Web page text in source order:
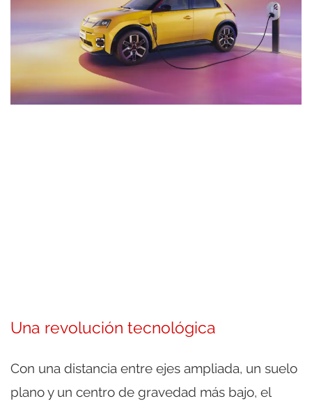
Una revolución tecnológica
Con una distancia entre ejes ampliada, un suelo
plano y un centro de gravedad más bajo, el